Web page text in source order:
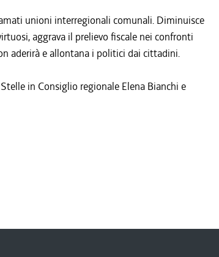
unioni interregionali comunali. Diminuisce
aggrava il prelievo fiscale nei confronti
aderirà e allontana i politici dai cittadini.
in Consiglio regionale Elena Bianchi e